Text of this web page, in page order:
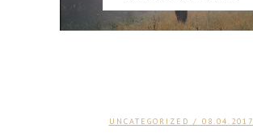
UNCATEGORIZED / 08.04.2017